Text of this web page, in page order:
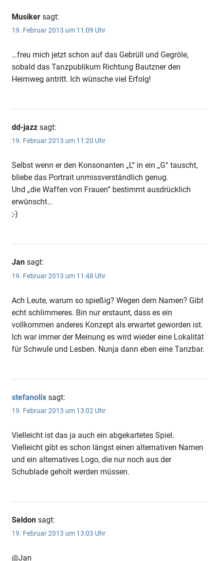
Musiker sagt:
19. Februar 2013 um 11:09 Uhr
…freu mich jetzt schon auf das Gebrüll und Gegröle,
sobald das Tanzpublikum Richtung Bautzner den
Heimweg antritt. Ich wünsche viel Erfolg!
dd-jazz sagt:
19. Februar 2013 um 11:20 Uhr
Selbst wenn er den Konsonanten „L“ in ein „G“ tauscht,
bliebe das Portrait unmissverständlich genug.
Und „die Waffen von Frauen“ bestimmt ausdrücklich
erwünscht…
;-)
Jan sagt:
19. Februar 2013 um 11:48 Uhr
Ach Leute, warum so spießig? Wegen dem Namen? Gibt
echt schlimmeres. Bin nur erstaunt, dass es ein
vollkommen anderes Konzept als erwartet geworden ist.
Ich war immer der Meinung es wird wieder eine Lokalität
für Schwule und Lesben. Nunja dann eben eine Tanzbar.
stefanolix sagt:
19. Februar 2013 um 13:02 Uhr
Vielleicht ist das ja auch ein abgekartetes Spiel.
Vielleicht gibt es schon längst einen alternativen Namen
und ein alternatives Logo, die nur noch aus der
Schublade geholt werden müssen.
Seldon sagt:
19. Februar 2013 um 13:03 Uhr
@Jan